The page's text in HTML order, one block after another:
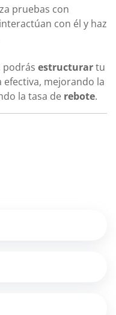
pruebas con
con él y haz
podrás estructurartu
efectiva, mejorando la
la tasa de rebote.